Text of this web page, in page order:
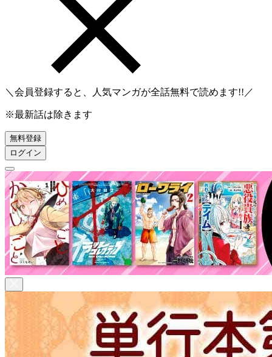
＼会員登録すると、人気マンガが全話無料で読めます!!／
※最新話は除きます
無料登録
ログイン